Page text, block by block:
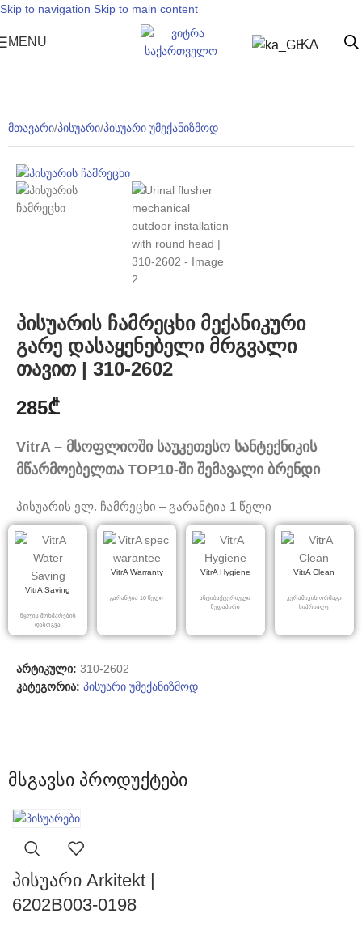
Skip to navigation Skip to main content
MENU KA
მთავარი/პისუარი/პისუარი უმექანიზმოდ
პისუარის ჩამრეცხი მექანიკური
გარე დასაყენებელი მრგვალი
თავით | 310-2602
285₾
VitrA – მსოფლიოში საუკეთესო სანტექნიკის
მწარმოებელთა TOP10-ში შემავალი ბრენდი
პისუარის ელ. ჩამრეცხი – გარანტია 1 წელი
VitrA Saving
წყლის მოხმარების
დაზოგვა
VitrA Warranty
გარანტია 10 წელი
VitrA Hygiene
ანტიბაქტერიული
ზედაპირი
VitrA Clean
კერამიკის ორმაგი
სიპრიალე
არტიკული: 310-2602
კატეგორია: პისუარი უმექანიზმოდ
მსგავსი პროდუქტები
პისუარი Arkitekt |
6202B003-0198